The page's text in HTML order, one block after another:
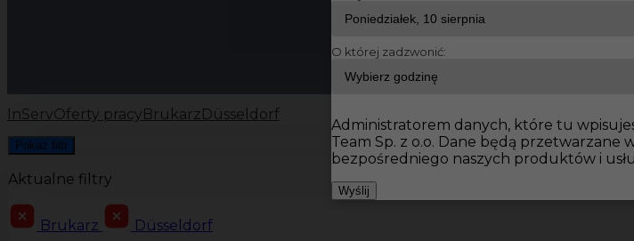
InServOferty pracy Brukarz Düsseldorf
Pokaż filtr
Aktualne filtry
Brukarz
Düsseldorf
O której zadzwonić:
Administratorem danych, które tu
Team Sp. z o.o. Dane będą przetwarzane
bezpośredniego naszych produktów i
Wyślij